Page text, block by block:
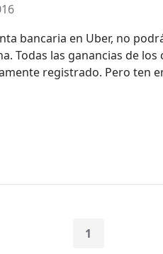
bancaria en Uber, no
Todas las ganancias de
registrado. Pero ten
1